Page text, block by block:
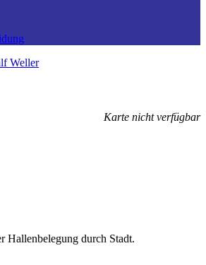
Weller
Karte nicht verfügbar
Hallenbelegung durch Stadt.